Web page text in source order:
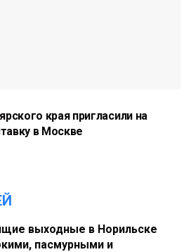
края пригласили на
в Москве
выходные в Норильске
пасмурными и